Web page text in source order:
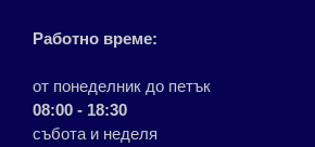
Работно време:
от понеделник до петък
08:00 - 18:30
събота и неделя